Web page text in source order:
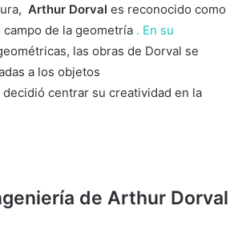
Arthur Dorval es reconocido como
campo de la geometría . En su
las obras de Dorval se
a los objetos
centrar su creatividad en la
de Arthur Dorval